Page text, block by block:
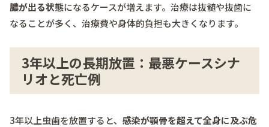
膿が出る状態になるケースが増えます。治療は抜髄や抜歯に
なることが多く、治療費や身体的負担も大きくなります。
3年以上の長期放置：最悪ケースシナ
リオと死亡例
3年以上虫歯を放置すると、 感染が顎骨を超えて全身に及ぶ危